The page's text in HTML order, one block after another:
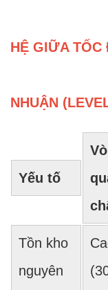
HỆ GIỮA TỐC
NHUẬN
Yếu tố
Tồn kho
nguyên